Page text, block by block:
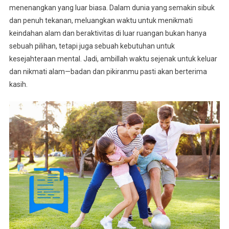
menenangkan yang luar biasa. Dalam dunia yang semakin sibuk
dan penuh tekanan, meluangkan waktu untuk menikmati
keindahan alam dan beraktivitas di luar ruangan bukan hanya
sebuah pilihan, tetapi juga sebuah kebutuhan untuk
kesejahteraan mental. Jadi, ambillah waktu sejenak untuk keluar
dan nikmati alam—badan dan pikiranmu pasti akan berterima
kasih.